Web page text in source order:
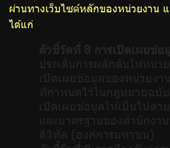
ผ่านทางเว็บไซต์หลักของหน่วยงาน
ได้แก่
ตัวชี้วัดที่ 8 การเปิดเผยข้อ
ประเด็นการผลักดันให้หน่ว
เปิดเผยข้อมูลของหน่วยงา
ที่กำหนดไว้ในกฎหมายฉบั
เปิดเผยข้อมูลให้เป็นไปตา
และมาตรฐานของสำนักงา
ดิจิทัล (องค์การมหาชน)